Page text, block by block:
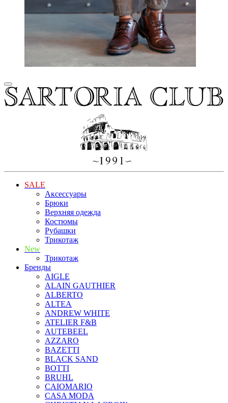
SALE
Аксессуары
Брюки
Верхняя одежда
Костюмы
Рубашки
Трикотаж
New
Трикотаж
Бренды
AIGLE
ALAIN GAUTHIER
ALBERTO
ALTEA
ANDREW WHITE
ATELIER F&B
AUTEBEEL
AZZARO
BAZETTI
BLACK SAND
BOTTI
BRUHL
CAIOMARIO
CASA MODA